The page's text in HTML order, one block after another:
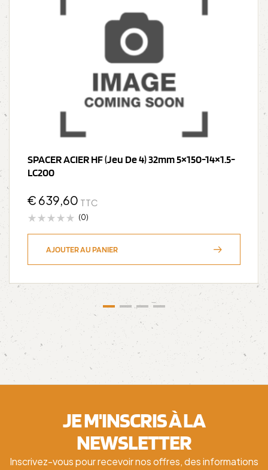
SPACER ACIER HF (jeu De 4) 32mm 5×150-14×1.5-
LC200
€ 639,60 TTC
(0)
AJOUTER AU PANIER
JE M'INSCRIS À LA
NEWSLETTER
Inscrivez-vous pour recevoir nos offres, des informations